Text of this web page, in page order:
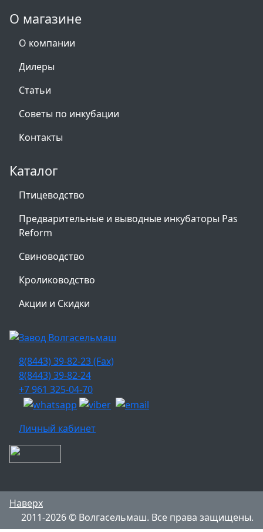
О магазине
О компании
Дилеры
Статьи
Советы по инкубации
Контакты
Каталог
Птицеводство
Предварительные и выводные инкубаторы Pas
Reform
Свиноводство
Кролиководство
Акции и Скидки
8(8443) 39-82-23 (Fax)
8(8443) 39-82-24
+7 961 325-04-70
Личный кабинет
Наверх
2011-2026 © Волгасельмаш. Все права защищены.